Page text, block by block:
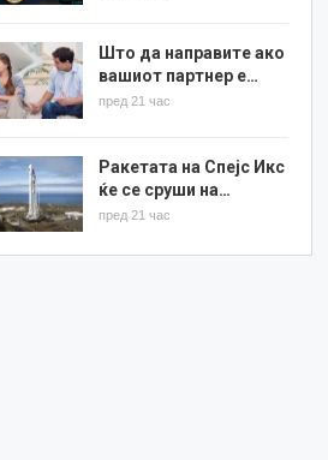
Што да направите ако
вашиот партнер е…
пред 21 час
Ракетата на Спејс Икс
ќе се сруши на…
пред 21 час